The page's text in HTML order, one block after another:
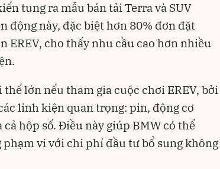
tung ra mẫu bán tải Terra và SUV
động này, đặc biệt hơn 80% đơn đặt
EREV, cho thấy nhu cầu cao hơn nhiều
lớn nếu tham gia cuộc chơi EREV, bởi
linh kiện quan trọng: pin, động cơ
hộp số. Điều này giúp BMW có thể
vi với chi phí đầu tư bổ sung không